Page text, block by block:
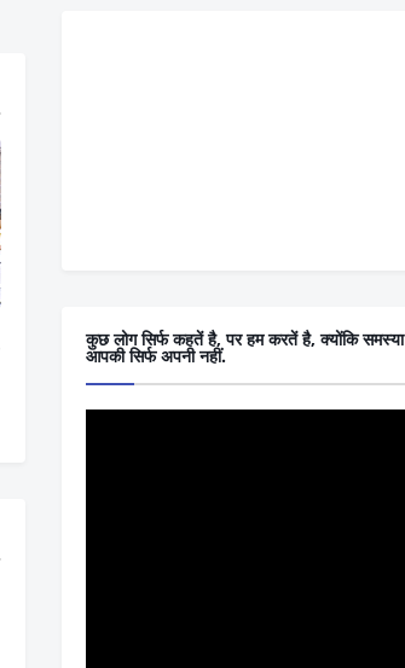
कुछ लोग सिर्फ कहतें है, पर हम करतें है, क्योंकि समस्या
आपकी सिर्फ अपनी नहीं.